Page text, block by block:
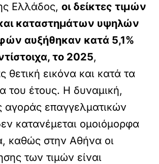
Ελλάδος,οι δείκτες τιμών
καταστημάτων υψηλών
αυξήθηκαν κατά 5,1%
το 2025,
θετική εικόνα και κατά τα
του έτους. Η δυναμική,
αγοράς επαγγελματικών
κατανέμεται ομοιόμορφα
καθώς στην Αθήνα οι
των τιμών είναι